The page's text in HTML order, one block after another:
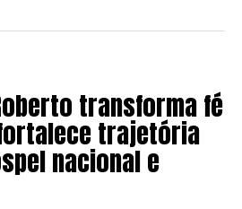
transforma fé
trajetória
nacional e